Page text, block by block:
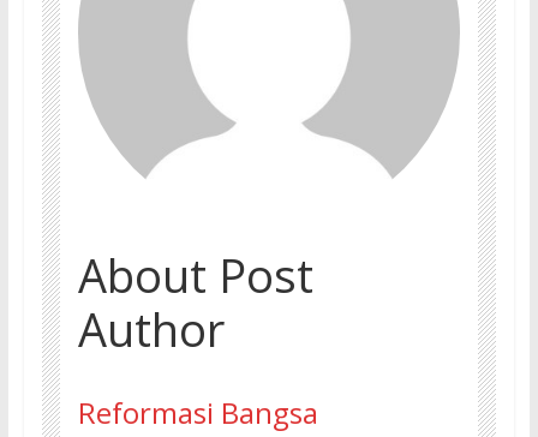
About Post
Author
Reformasi Bangsa